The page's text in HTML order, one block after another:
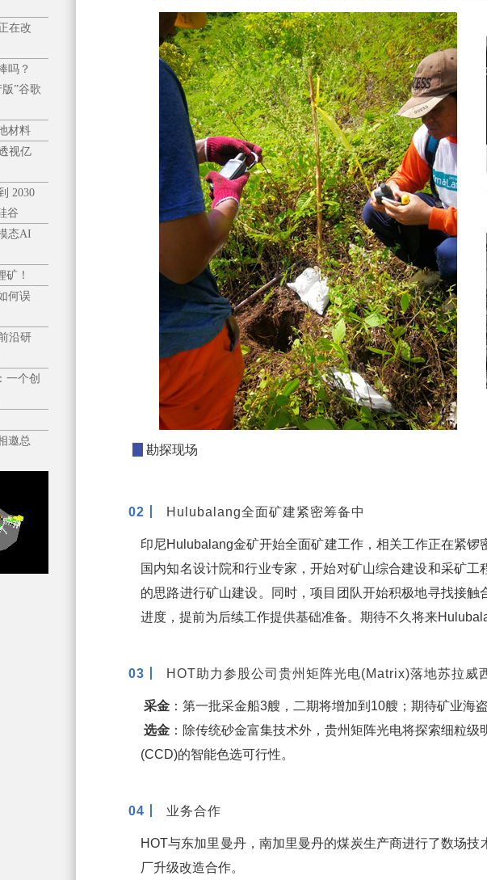
在改
吗？
”谷歌
材料
视亿
2030
谷
态AI
矿！
何误
沿研
一个创
邀总
精彩
员集
勘探现场
02丨 Hulubalang全面矿建紧密筹备中
印尼Hulubalang金矿开始全面矿建工作，相关工作正在紧
国内知名设计院和行业专家，开始对矿山综合建设和采矿
的思路进行矿山建设。同时，项目团队开始积极地寻找接
进度，提前为后续工作提供基础准备。期待不久将来
03丨 HOT助力参股公司贵州矩阵光电(Matrix)落地苏拉威
采金 ：第一批采金船3艘，二期将增加到10艘； 期待矿业海
选金 ：除传统砂金富集技术外，贵州矩阵光电将探索细粒
(CCD)的智能色选可行性。
04丨 业务合作
HOT与东加里曼丹，南加里曼丹的煤炭生产商进行了数场
厂升级改造合作。